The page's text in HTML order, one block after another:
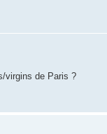
virgins de Paris ?